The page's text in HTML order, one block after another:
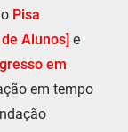
Pisa
Alunos] e
em
em tempo